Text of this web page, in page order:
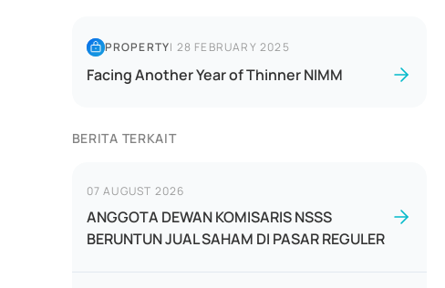
PROPERTY| 28 FEBRUARY 2025
Facing Another Year of Thinner NIMM
BERITA TERKAIT
07 AUGUST 2026
ANGGOTA DEWAN KOMISARIS NSSS
BERUNTUN JUAL SAHAM DI PASAR REGULER